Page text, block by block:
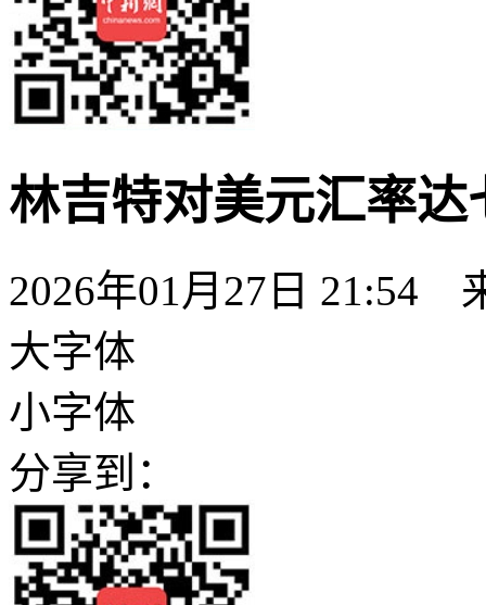
林吉特对美元汇率
2026年01月27日 21:54
大字体
小字体
分享到：